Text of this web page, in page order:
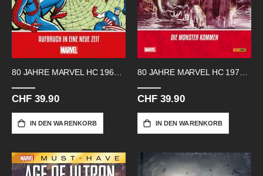
CHF 39.90
IN DEN WARENKORB
CHF 39.90
IN DEN WARENKORB